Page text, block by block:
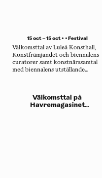
15 oct – 15 oct • • Festival
Välkomsttal av Luleå Konsthall,
Konstfrämjandet och biennalens
curatorer samt konstnärssamtal
med biennalens utställande
Välkomsttal på
Havremagasinet